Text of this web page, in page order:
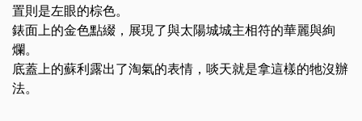
置則是左眼的棕色。
錶面上的金色點綴，展現了與太陽城城主相符的華麗與絢
爛。
底蓋上的蘇利露出了淘氣的表情，啖天就是拿這樣的牠沒辦
法。